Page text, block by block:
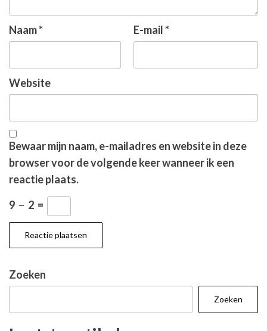
Naam* E-mail*
Website
Bewaar mijn naam, e-mailadres en website in deze
browser voor de volgende keer wanneer ik een
reactie plaats.
9 − 2 =
Zoeken
Zoeken